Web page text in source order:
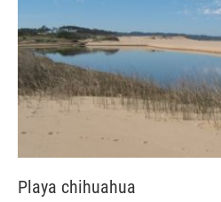
Playa chihuahua